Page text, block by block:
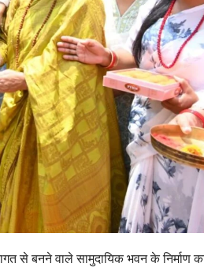
से बनने वाले सामुदायिक भवन के निर्माण